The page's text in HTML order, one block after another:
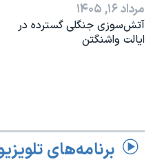
مرداد ۱۶, ۱۴۰۵
آتش‌سوزی جنگلی گسترده در
ایالت واشنگتن
برنامه‌های